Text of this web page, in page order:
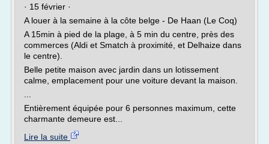
· 15 février ·
A louer à la semaine à la côte belge - De Haan (Le Coq)
A 15min à pied de la plage, à 5 min du centre, près des
commerces (Aldi et Smatch à proximité, et Delhaize dans
le centre).
Belle petite maison avec jardin dans un lotissement
calme, emplacement pour une voiture devant la maison.
Entièrement équipée pour 6 personnes maximum, cette
charmante demeure est...
Lire la suite